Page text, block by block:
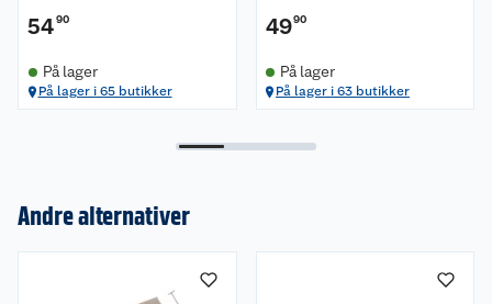
5490
På lager
På lager i 65 butikker
4990
På lager
På lager i 63 butikker
Andre alternativer